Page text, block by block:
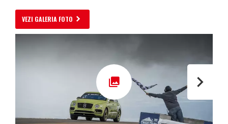
VEZI GALERIA FOTO